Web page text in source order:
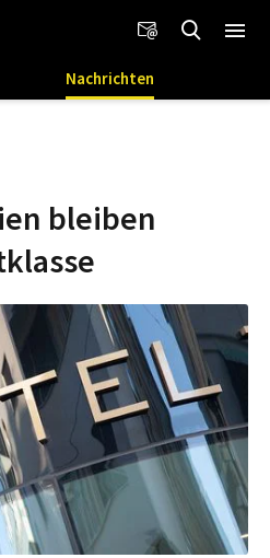
Nachrichten
bleiben